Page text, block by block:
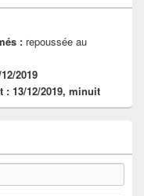
: repoussée au
2019
: 13/12/2019, minuit